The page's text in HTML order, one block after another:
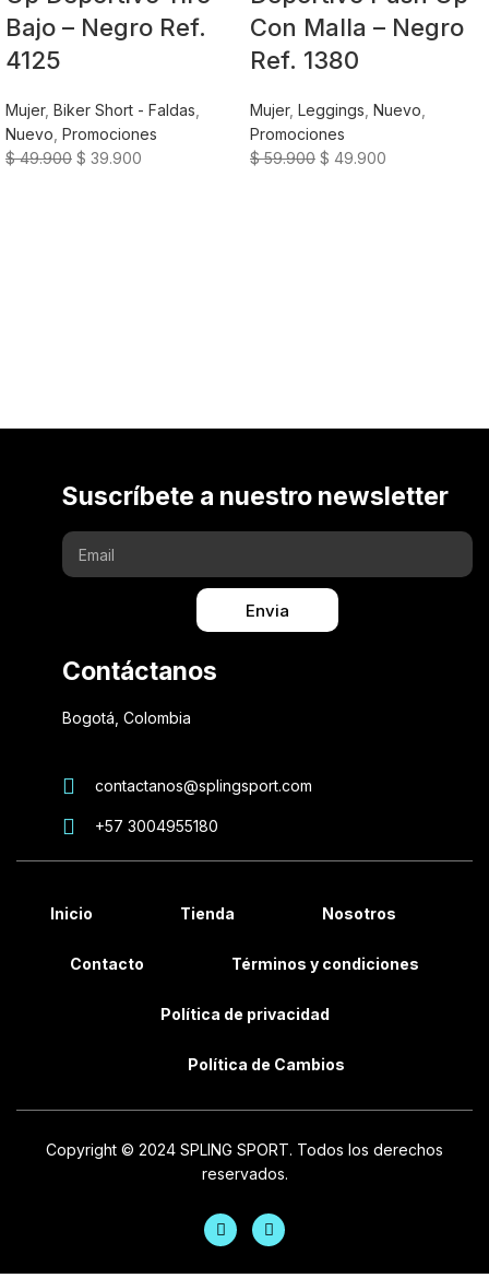
Bajo – Negro Ref.
4125
Mujer, Biker Short - Faldas
Nuevo Promociones
$49.900 $ 39.900
Con Malla – Negro
Ref. 1380
Mujer, Leggings Nuevo
Promociones
$59.900 $ 49.900
Suscríbete a nuestro newsletter
Envia
Contáctanos
Bogotá, Colombia
contactanos@splingsport.com
+57 3004955180
Inicio Tienda Nosotros
Contacto Términos y condiciones
Política de privacidad
Política de Cambios
Copyright © 2024 SPLING SPORT. Todos los derechos
reservados.